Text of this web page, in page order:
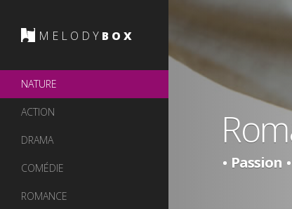
MELODY BOX
NATURE
ACTION
DRAMA
COMÉDIE
ROMANCE
Passion